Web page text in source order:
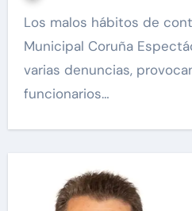
Los malos hábitos de contratación del Instituto
Municipal Coruña
varias denuncias,
funcionarios…